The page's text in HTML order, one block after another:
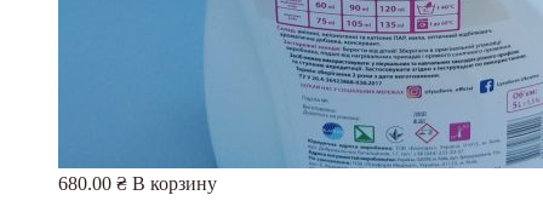
680.00 ₴ В корзину